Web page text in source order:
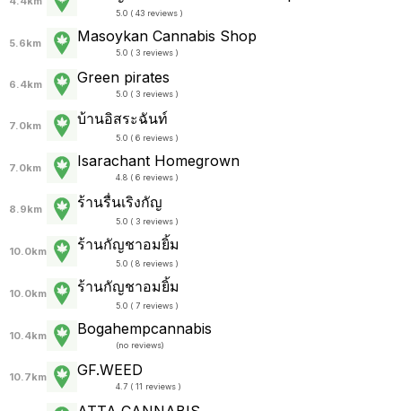
5.0 ( 43 reviews )
5.6km Masoykan Cannabis Shop
5.0 ( 3 reviews )
6.4km Green pirates
5.0 ( 3 reviews )
7.0km บ้านอิสระฉันท์
5.0 ( 6 reviews )
7.0km Isarachant Homegrown
4.8 ( 6 reviews )
8.9km ร้านรื่นเริงกัญ
5.0 ( 3 reviews )
10.0km ร้านกัญชาอมยิ้ม
5.0 ( 8 reviews )
10.0km ร้านกัญชาอมยิ้ม
5.0 ( 7 reviews )
10.4km Bogahempcannabis
(no reviews)
10.7km GF.WEED
4.7 ( 11 reviews )